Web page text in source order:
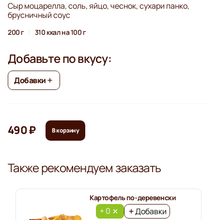
Сыр моцарелла, соль, яйцо, чеснок, сухари панко,
брусничный соус
200 г 310 ккал на 100 г
Добавьте по вкусу:
Добавки
490 ₽ В корзину
Также рекомендуем заказать
Картофель по-деревенски
+ 0 Добавки